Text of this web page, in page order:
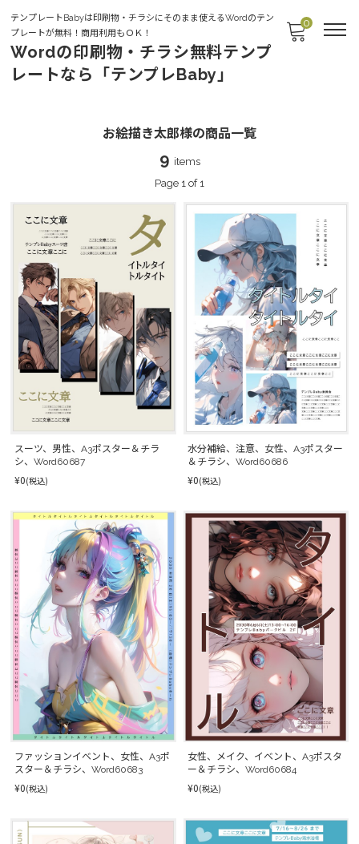
テンプレートBabyは印刷物・チラシにそのまま使えるWordのテン
プレートが無料！商用利用もＯＫ！
Wordの印刷物・チラシ無料テンプ
レートなら「テンプレBaby」
0
お絵描き太郎様の商品一覧
9 items
Page 1 of 1
スーツ、男性、A3ポスター＆チラ
シ、Word60687
¥0(税込)
水分補給、注意、女性、A3ポスター
＆チラシ、Word60686
¥0(税込)
ファッションイベント、女性、A3ポ
スター＆チラシ、Word60683
¥0(税込)
女性、メイク、イベント、A3ポスタ
ー＆チラシ、Word60684
¥0(税込)